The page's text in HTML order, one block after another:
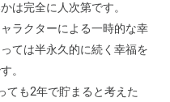
は完全に人次第です。
ラクターによる一時的な幸
ては半永久的に続く幸福を
。
ても2年で貯まると考えた